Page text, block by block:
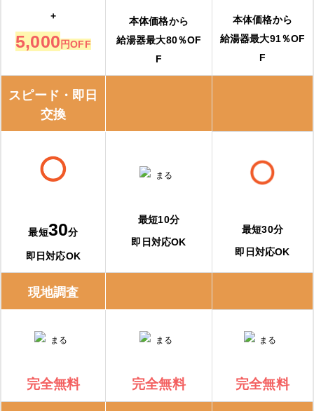
大問屋の特徴
大問屋の口コミ
交換できるくん
交換できるくんの口コミ
ガスペックの特徴
ガスペックの口コミ
エコキュート交換の窓口の特徴
エコキュート交換の窓口の口コミ
+
5,000円OFF
本体価格から
給湯器最大80％OF
F
本体価格から
給湯器最大91％OF
F
スピード・即日
交換
最短30分
即日対応OK
最短10分
即日対応OK
最短30分
即日対応OK
現地調査
完全無料 完全無料 完全無料